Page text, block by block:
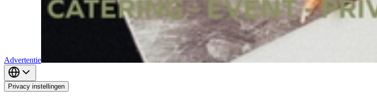
Advertentie
Privacy instellingen